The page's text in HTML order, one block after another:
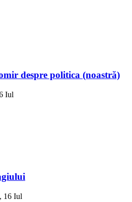
despre politica (noastră)
Iul
16 Iul